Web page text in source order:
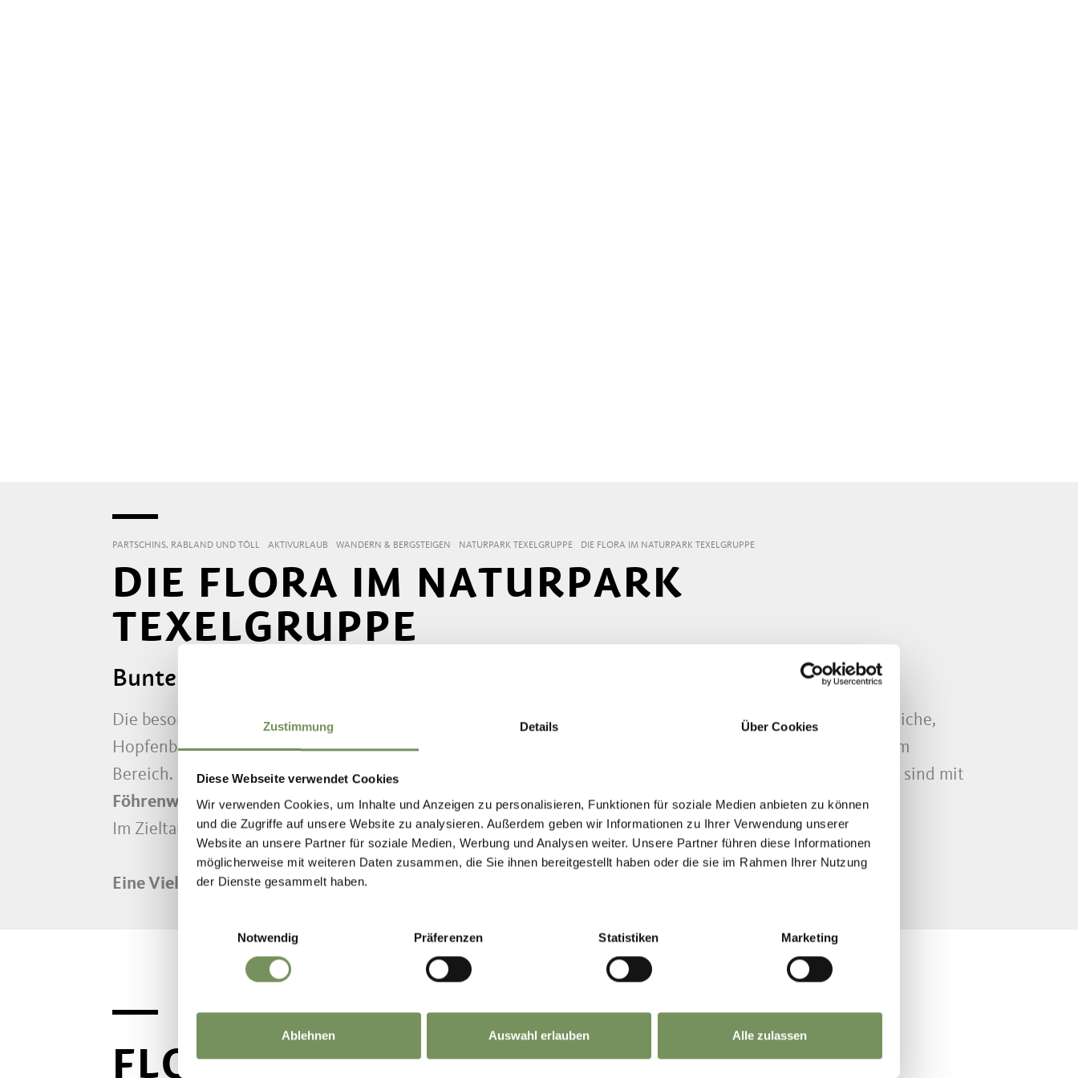
Zustimmung Details Über Cookies
Diese Webseite verwendet Cookies
Wir verwenden Cookies, um Inhalte und Anzeigen zu personalisieren, Funktionen für soziale Medien anbieten zu können
und die Zugriffe auf unsere Website zu analysieren. Außerdem geben wir Informationen zu Ihrer Verwendung unserer
Website an unsere Partner für soziale Medien, Werbung und Analysen weiter. Unsere Partner führen diese Informationen
möglicherweise mit weiteren Daten zusammen, die Sie ihnen bereitgestellt haben oder die sie im Rahmen Ihrer Nutzung
der Dienste gesammelt haben.
Notwendig
Präferenzen Statistiken Marketing
Ablehnen Auswahl erlauben Alle zulassen
PARTSCHINS, RABLAND UND TÖLL AKTIVURLAUB WANDERN & BERGSTEIGEN NATURPARK TEXELGRUPPE DIE FLORA IM NATURPARK TEXELGRUPPE
DIE FLORA IM NATURPARK
TEXELGRUPPE
Bunte Pflanzenwelt in Partschins
Die besondere Klimagunst der tiefsten Lagen wird durch die submediterranen Florenelementemit Flaumeiche,
Hopfenbuche und Mannaesche angezeigt. Auch
finden sich in diesem
Bereich. Am Hangfuß bildet die Edelkastanie
einen besonderen Schmuck in der Landschaft. Die Berghänge sind mit
Föhrenwäldernbestanden, denen Wacholder beigemischt sind.
Im Zieltal und in wasserführenden Rinnen tretenBuschwäldermit Birke, Haselstrauch und Buchen auf.
Eine Vielzahl an Blüten und Pflanzen sind im Naturpark Texelgruppe durch ein Landesgesetz geschützt
FLORA NATURPARK TEXELGRUPPE